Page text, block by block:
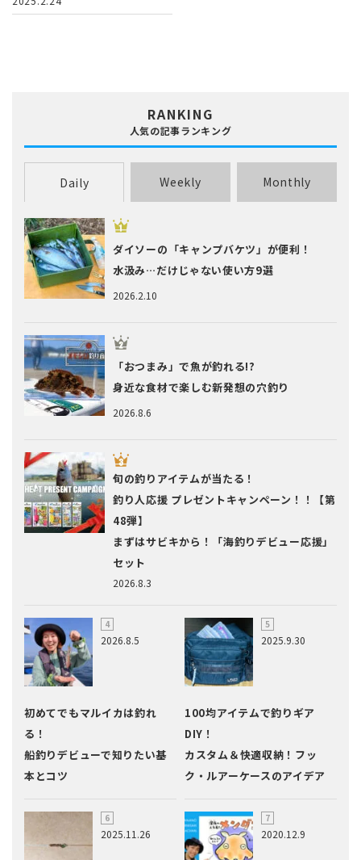
RANKING
人気の記事ランキング
Daily Weekly Monthly
2026.2.10
ダイソーの「キャンプバケツ」が便利！
水汲み…だけじゃない使い方9選
2026.8.6
「おつまみ」で魚が釣れる!?
身近な食材で楽しむ新発想の穴釣り
2026.8.3
旬の釣りアイテムが当たる！
釣り人応援 プレゼントキャンペーン！！【第
48弾】
まずはサビキから！「海釣りデビュー応援」
セット
2026.8.5
初めてでもマルイカは釣れ
る！
船釣りデビューで知りたい基
本とコツ
2025.9.30
100均アイテムで釣りギア
DIY！
カスタム＆快適収納！フッ
ク・ルアーケースのアイデア
2025.11.26 2020.12.9